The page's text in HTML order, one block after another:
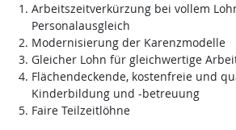
Arbeitszeitverkürzung bei vollem
Personalausgleich
Modernisierung der Karenzmodelle
Gleicher Lohn für gleichwertige
Flächendeckende, kostenfreie und
Kinderbildung und -betreuung
Faire Teilzeitlöhne